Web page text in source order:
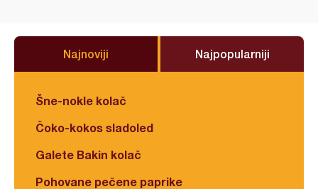
Najnoviji Najpopularniji
Šne-nokle kolač
Čoko-kokos sladoled
Galete Bakin kolač
Pohovane pečene paprike